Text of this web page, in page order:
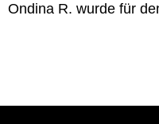
Ondina R. wurde für